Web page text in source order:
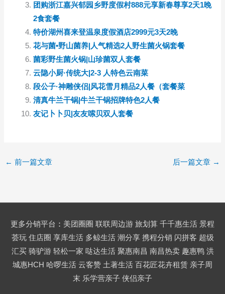
团购浙江嘉兴郁园乡野度假村888元享新春尊享2天1晚
2食套餐
特价湖州喜来登温泉度假酒店2999元3天2晚
花与菌•野山菌养|人气精选2人野生菌火锅套餐
菌彩野生菌火锅|山珍菌双人套餐
云隐小厨·传统大|2-3 人特色云南菜
段公子·神雕侠侣|风花雪月精品2人餐（套餐菜
清真牛兰干锅|牛兰干锅招牌特色2人餐
友记卜卜贝|友友嗦贝双人套餐
← 前一篇文章 后一篇文章 →
更多分销平台 ： 美团圈圈 联联周边游 旅划算 千千惠生活 景程
荟玩 住店圈 享库生活 多鲸生活 潮分享 携程分销 闪拼客 超级
汇买 骑驴游 轻松一家 哒达生活 聚惠南昌 南昌热卖 趣惠鸭 洪
城惠HCH 哈啰生活 云客赞 土著生活 百花匠花卉租赁 亲子周
末 乐学营亲子 侠侣亲子